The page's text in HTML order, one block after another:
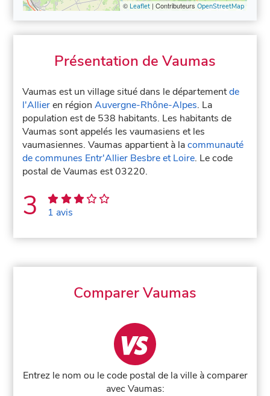
© Leaflet| Contributeurs OpenStreetMap
Présentation de Vaumas
Vaumas est un village situé dans le départementde
l'Allieren régionAuvergne-Rhône-Alpes. La
population est de 538 habitants. Les habitants de
Vaumas sont appelés les vaumasiens et les
vaumasiennes. Vaumas appartient à lacommunauté
de communes Entr'Allier Besbre et Loire. Le code
postal de Vaumas est 03220.
3 1 avis
Comparer Vaumas
Entrez le nom ou le code postal de la ville à comparer
avec Vaumas: